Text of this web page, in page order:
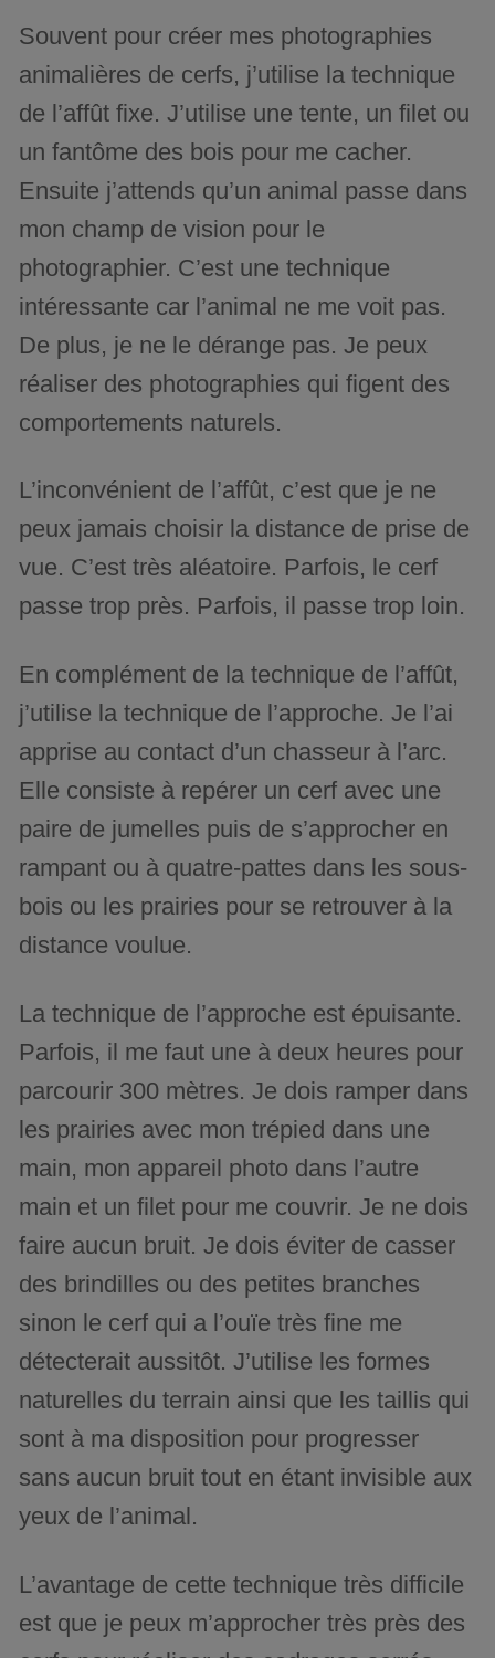
Souvent pour créer mes photographies
animalières de cerfs, j’utilise la technique
de l’affût fixe. J’utilise une tente, un filet ou
un fantôme des bois pour me cacher.
Ensuite j’attends qu’un animal passe dans
mon champ de vision pour le
photographier. C’est une technique
intéressante car l’animal ne me voit pas.
De plus, je ne le dérange pas. Je peux
réaliser des photographies qui figent des
comportements naturels.
L’inconvénient de l’affût, c’est que je ne
peux jamais choisir la distance de prise de
vue. C’est très aléatoire. Parfois, le cerf
passe trop près. Parfois, il passe trop loin.
En complément de la technique de l’affût,
j’utilise la technique de l’approche. Je l’ai
apprise au contact d’un chasseur à l’arc.
Elle consiste à repérer un cerf avec une
paire de jumelles puis de s’approcher en
rampant ou à quatre-pattes dans les sous-
bois ou les prairies pour se retrouver à la
distance voulue.
La technique de l’approche est épuisante.
Parfois, il me faut une à deux heures pour
parcourir 300 mètres. Je dois ramper dans
les prairies avec mon trépied dans une
main, mon appareil photo dans l’autre
main et un filet pour me couvrir. Je ne dois
faire aucun bruit. Je dois éviter de casser
des brindilles ou des petites branches
sinon le cerf qui a l’ouïe très fine me
détecterait aussitôt. J’utilise les formes
naturelles du terrain ainsi que les taillis qui
sont à ma disposition pour progresser
sans aucun bruit tout en étant invisible aux
yeux de l’animal.
L’avantage de cette technique très difficile
est que je peux m’approcher très près des